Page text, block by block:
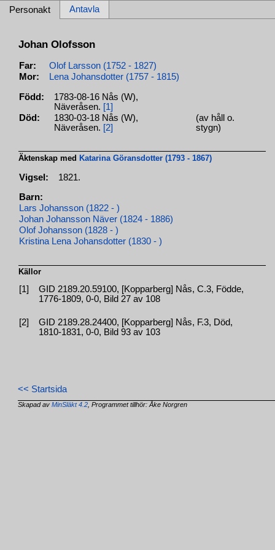
Personakt Antavla
Johan Olofsson
Far:
Olof Larsson (1752 - 1827)
Mor:
Lena Johansdotter (1757 - 1815)
Född:
1783-08-16 Nås (W),
Näveråsen. [1]
Död:
1830-03-18 Nås (W),
Näveråsen. [2]
(av håll o.
stygn)
Äktenskap med Katarina Göransdotter (1793 - 1867)
Vigsel: 1821.
Barn:
Lars Johansson (1822 - )
Johan Johansson Näver (1824 - 1886)
Olof Johansson (1828 - )
Kristina Lena Johansdotter (1830 - )
Källor
[1]
GID 2189.20.59100, [Kopparberg] Nås, C.3, Födde,
1776-1809, 0-0, Bild 27 av 108
[2]
GID 2189.28.24400, [Kopparberg] Nås, F.3, Död,
1810-1831, 0-0, Bild 93 av 103
<< Startsida
Skapad avMinSläkt 4.2 , Programmet tillhör: Åke Norgren